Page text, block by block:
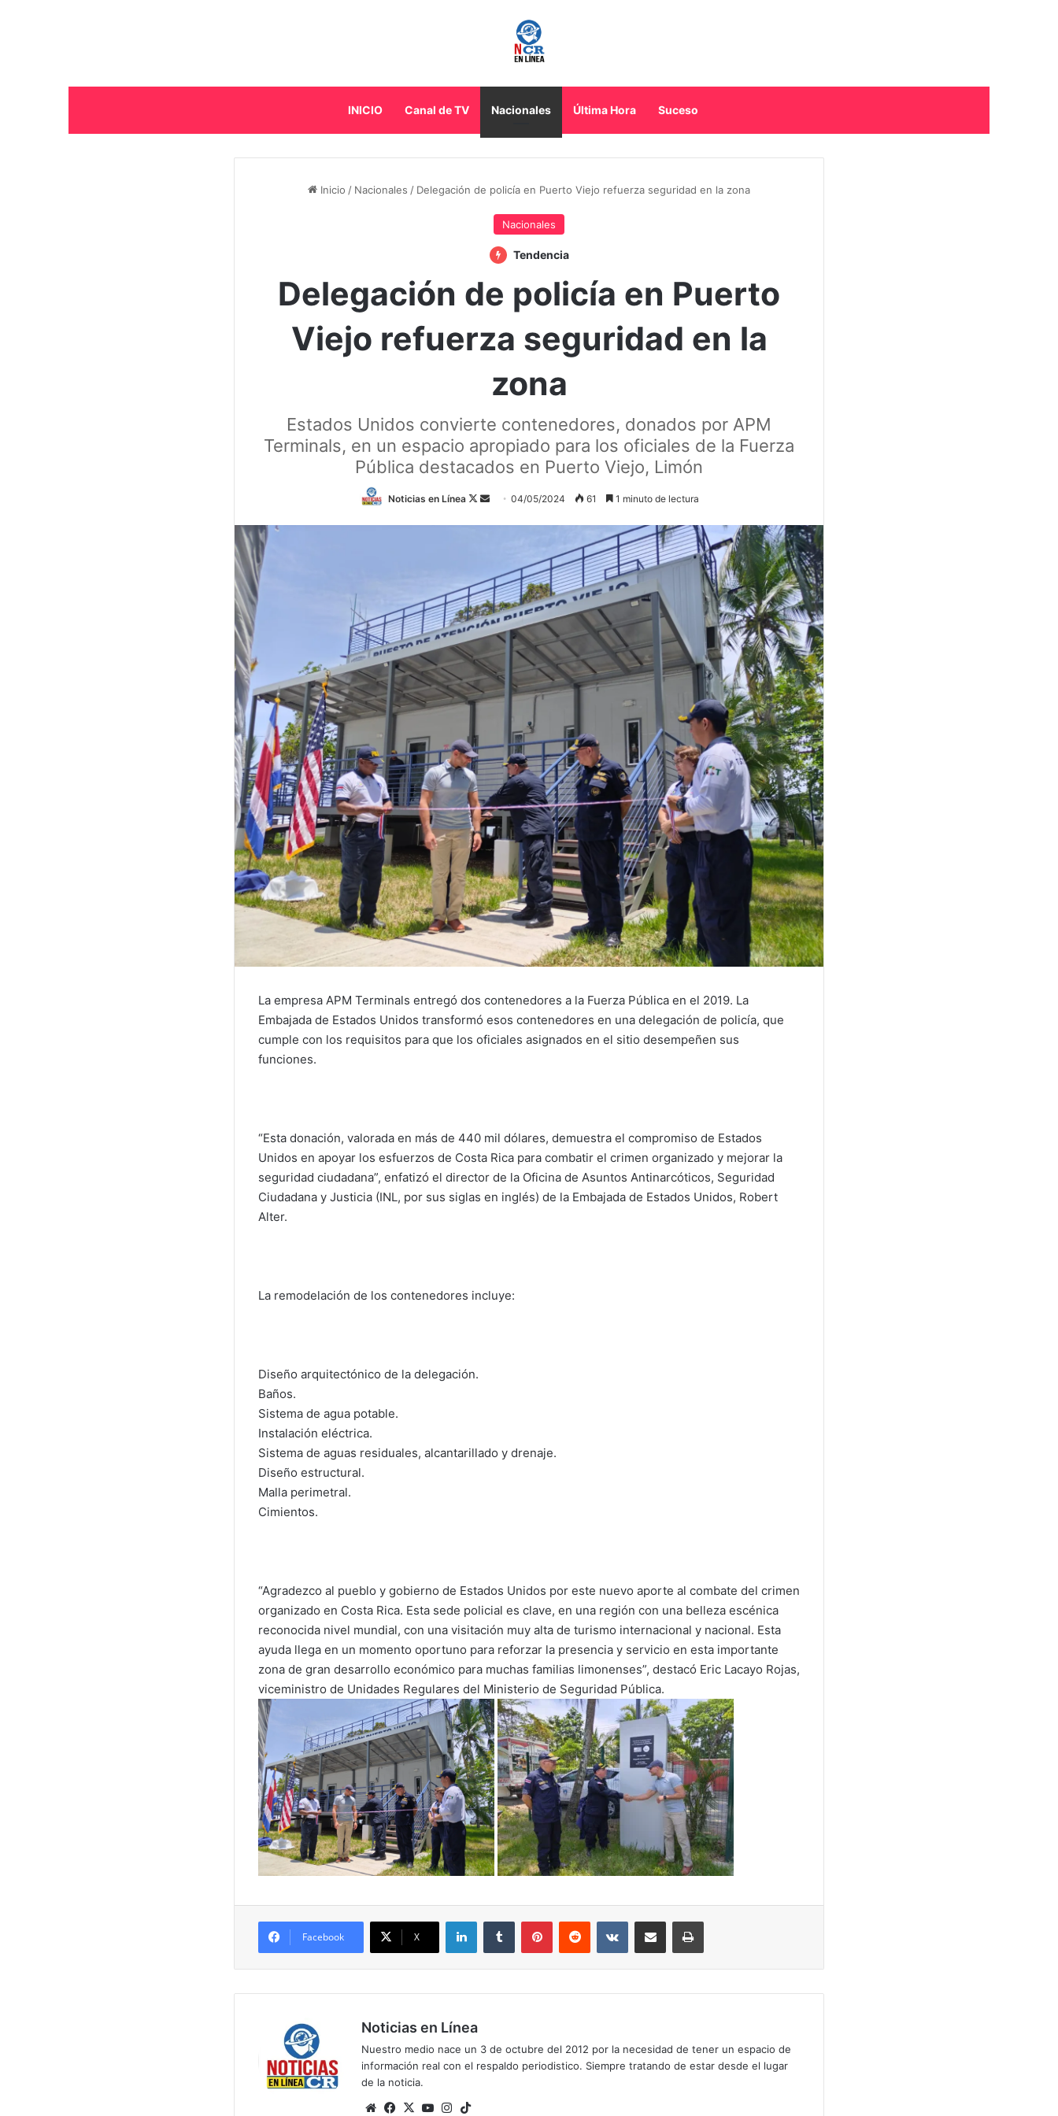
INICIO Canal de TV Nacionales Última Hora Suceso
Inicio / Nacionales / Delegación de policía en Puerto Viejo refuerza seguridad en la zona
Nacionales
Tendencia
Delegación de policía en Puerto
Viejo refuerza seguridad en la
zona
Estados Unidos convierte contenedores, donados por APM
Terminals, en un espacio apropiado para los oficiales de la Fuerza
Pública destacados en Puerto Viejo, Limón
Noticias en Línea
Follow
Send04/05/2024 61 1 minuto de lectura
La empresa APM Terminals entregó dos contenedores a la Fuerza Pública en el 2019. La
Embajada de Estados Unidos transformó esos contenedores en una delegación de policía, que
cumple con los requisitos para que los oficiales asignados en el sitio desempeñen sus
funciones.
“Esta donación, valorada en más de 440 mil dólares, demuestra el compromiso de Estados
Unidos en apoyar los esfuerzos de Costa Rica para combatir el crimen organizado y mejorar la
seguridad ciudadana”, enfatizó el director de la Oficina de Asuntos Antinarcóticos, Seguridad
Ciudadana y Justicia (INL, por sus siglas en inglés) de la Embajada de Estados Unidos, Robert
Alter.
La remodelación de los contenedores incluye:
Diseño arquitectónico de la delegación.
Baños.
Sistema de agua potable.
Instalación eléctrica.
Sistema de aguas residuales, alcantarillado y drenaje.
Diseño estructural.
Malla perimetral.
Cimientos.
“Agradezco al pueblo y gobierno de Estados Unidos por este nuevo aporte al combate del crimen
organizado en Costa Rica. Esta sede policial es clave, en una región con una belleza escénica
reconocida nivel mundial, con una visitación muy alta de turismo internacional y nacional. Esta
ayuda llega en un momento oportuno para reforzar la presencia y servicio en esta importante
zona de gran desarrollo económico para muchas familias limonenses”, destacó Eric Lacayo Rojas,
viceministro de Unidades Regulares del Ministerio de Seguridad Pública.
Facebook X
LinkedInTumblr PinterestReddit VKontakteCompartir por correo electrónicoImprimir
Noticias en Línea
Nuestro medio nace un 3 de octubre del 2012 por la necesidad de tener un espacio de
información real con el respaldo periodistico. Siempre tratando de estar desde el lugar
de la noticia.
SitioFacebook
X YouTubeInstagram